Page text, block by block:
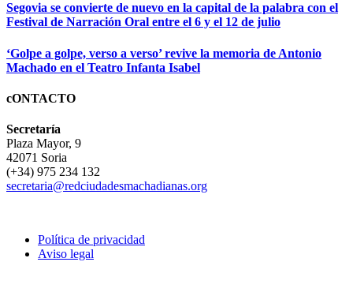
Segovia se convierte de nuevo en la capital de la palabra con el
Festival de Narración Oral entre el 6 y el 12 de julio
‘Golpe a golpe, verso a verso’ revive la memoria de Antonio
Machado en el Teatro Infanta Isabel
cONTACTO
Secretaría
Plaza Mayor, 9
42071 Soria
(+34) 975 234 132
secretaria@redciudadesmachadianas.org
Política de privacidad
Aviso legal